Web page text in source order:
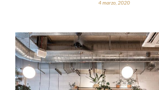
4 marzo, 2020